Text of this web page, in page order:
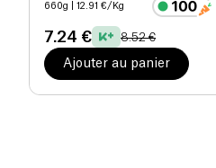
660g | 12.91 €/Kg
7.24 € 8.52 €
Ajouter au panier